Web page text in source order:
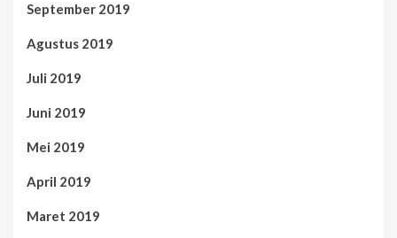
September 2019
Agustus 2019
Juli 2019
Juni 2019
Mei 2019
April 2019
Maret 2019